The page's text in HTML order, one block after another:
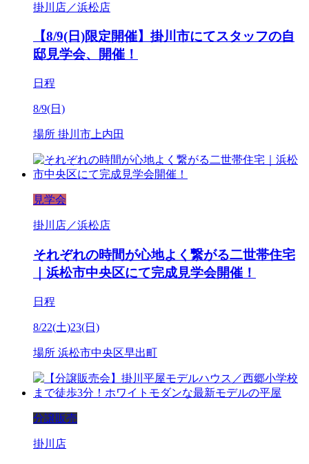
掛川店／浜松店
【8/9(日)限定開催】掛川市にてスタッフの自
邸見学会、開催！
日程
8/9(日)
場所 掛川市上内田
見学会
掛川店／浜松店
それぞれの時間が心地よく繋がる二世帯住宅
｜浜松市中央区にて完成見学会開催！
日程
8/22(土)23(日)
場所 浜松市中央区早出町
分譲販売
掛川店